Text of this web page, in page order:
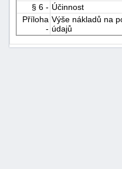
§ 6 - Účinnost
Příloha
-
Výše nákladů na
údajů